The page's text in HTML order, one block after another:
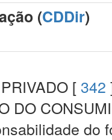
(CDDir)
[ 342
DO
do